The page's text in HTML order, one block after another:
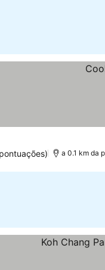
a 0.1 km da